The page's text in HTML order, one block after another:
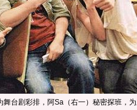
舞台剧彩排，阿Sa（右一）秘密探班，